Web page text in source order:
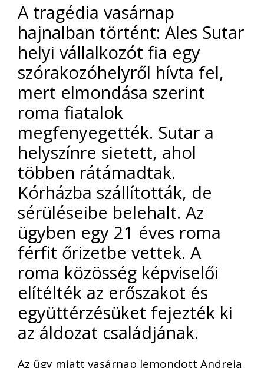
A tragédia vasárnap
hajnalban történt: Ales Sutar
helyi vállalkozót fia egy
szórakozóhelyről hívta fel,
mert elmondása szerint
roma fiatalok
megfenyegették. Sutar a
helyszínre sietett, ahol
többen rátámadtak.
Kórházba szállították, de
sérüléseibe belehalt. Az
ügyben egy 21 éves roma
férfit őrizetbe vettek. A
roma közösség képviselői
elítélték az erőszakot és
együttérzésüket fejezték ki
az áldozat családjának.
Az ügy miatt vasárnap lemondott Andreja